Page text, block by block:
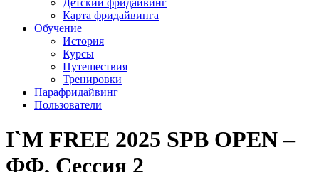
Детский фридайвинг
Карта фридайвинга
Обучение
История
Курсы
Путешествия
Тренировки
Парафридайвинг
Пользователи
I`M FREE 2025 SPB OPEN –
ФФ, Сессия 2